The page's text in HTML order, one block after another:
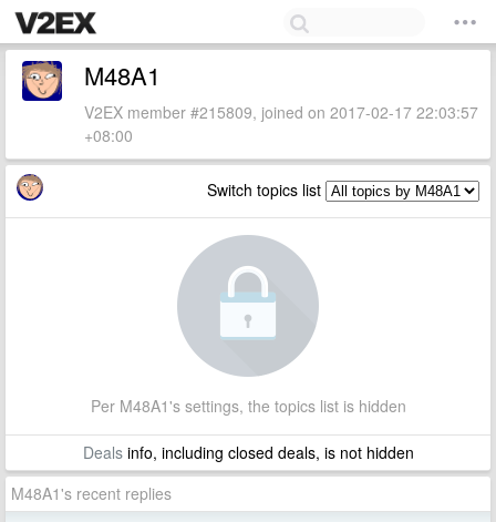
M48A1
V2EX member #215809, joined on 2017-02-17 22:03:57
+08:00
Switch topics list
Per M48A1's settings, the topics list is hidden
Dealsinfo, including closed deals, is not hidden
M48A1's recent replies